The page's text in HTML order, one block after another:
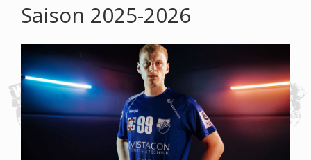
Saison 2025-2026